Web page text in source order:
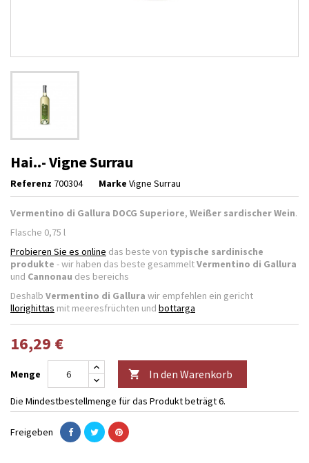
Hai..- Vigne Surrau
Referenz 700304 Marke Vigne Surrau
Vermentino di Gallura DOCG Superiore, Weißer sardischer Wein.
Flasche 0,75 l
Probieren Sie es online das beste von typische sardinische
produkte - wir haben das beste gesammeltVermentino di Gallura
und Cannonau des bereichs
Deshalb Vermentino di Gallura wir empfehlen ein gericht
llorighittas mit meeresfrüchten und bottarga
16,29 €
Menge  In den Warenkorb
Die Mindestbestellmenge für das Produkt beträgt 6.
Freigeben